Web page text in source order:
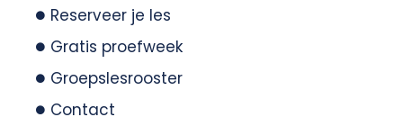
Reserveer je les
Gratis proefweek
Groepslesrooster
Contact